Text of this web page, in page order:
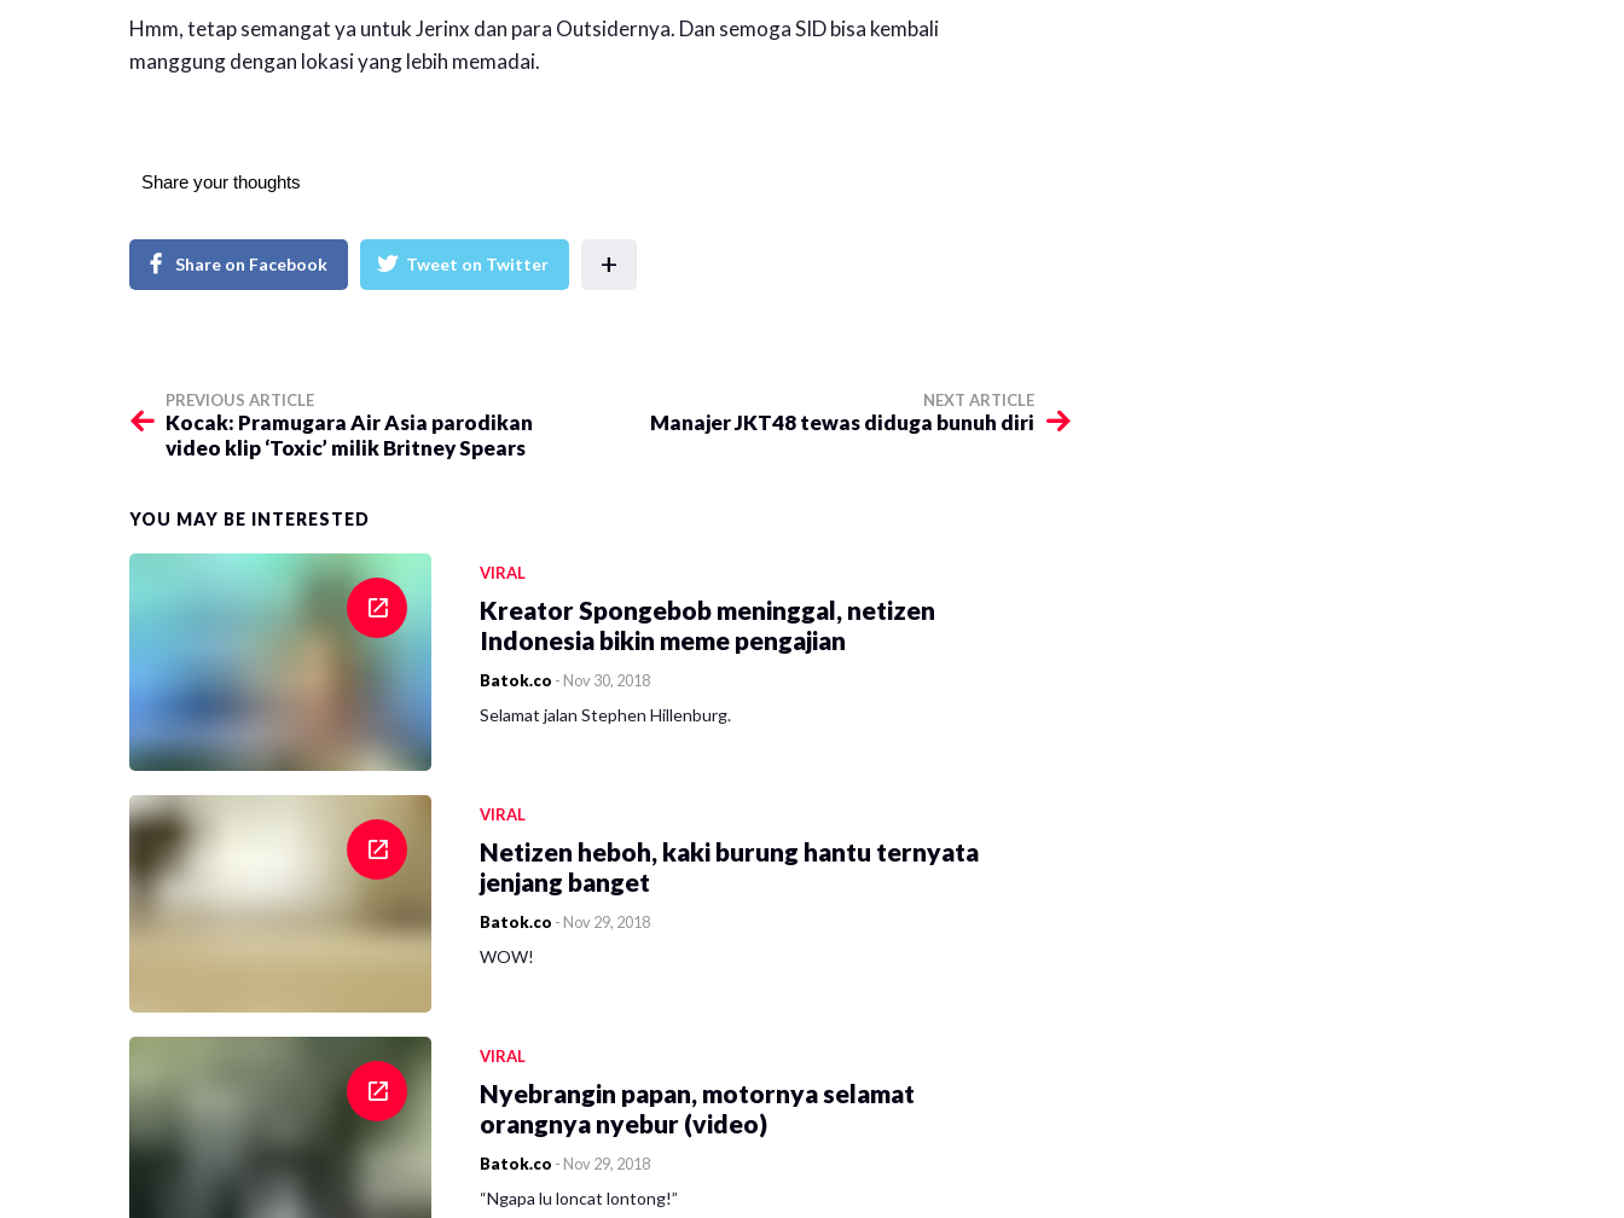
Hmm, tetap semangat ya untuk Jerinx dan para Outsidernya. Dan semoga SID bisa kembali
manggung dengan lokasi yang lebih memadai.
Share your thoughts
Share on Facebook Tweet on Twitter +
PREVIOUS ARTICLE
Kocak: Pramugara Air Asia parodikan
video klip ‘Toxic’ milik Britney Spears
NEXT ARTICLE
Manajer JKT48 tewas diduga bunuh diri
YOU MAY BE INTERESTED
VIRAL
Kreator Spongebob meninggal, netizen
Indonesia bikin meme pengajian
Batok.co - Nov 30, 2018
Selamat jalan Stephen Hillenburg.
VIRAL
Netizen heboh, kaki burung hantu ternyata
jenjang banget
Batok.co - Nov 29, 2018
WOW!
VIRAL
Nyebrangin papan, motornya selamat
orangnya nyebur (video)
Batok.co - Nov 29, 2018
“Ngapa lu loncat lontong!”